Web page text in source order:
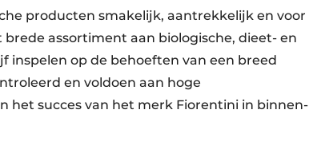
producten smakelijk, aantrekkelijk en voor
assortiment aan biologische, dieet- en
op de behoeften van een breed
en voldoen aan hoge
succes van het merk Fiorentini in binnen-